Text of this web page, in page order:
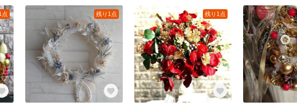
点 残り1点 残り1点